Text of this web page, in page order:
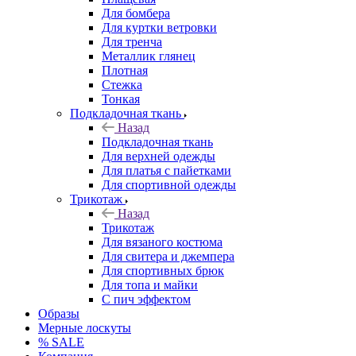
Для бомбера
Для куртки ветровки
Для тренча
Металлик глянец
Плотная
Стежка
Тонкая
Подкладочная ткань
Назад
Подкладочная ткань
Для верхней одежды
Для платья с пайетками
Для спортивной одежды
Трикотаж
Назад
Трикотаж
Для вязаного костюма
Для свитера и джемпера
Для спортивных брюк
Для топа и майки
С пич эффектом
Образы
Мерные лоскуты
% SALE